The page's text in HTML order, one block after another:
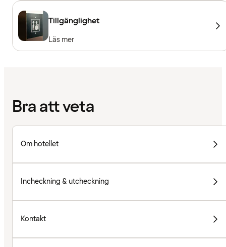
Tillgänglighet
Läs mer
Bra att veta
Om hotellet
Incheckning & utcheckning
Kontakt